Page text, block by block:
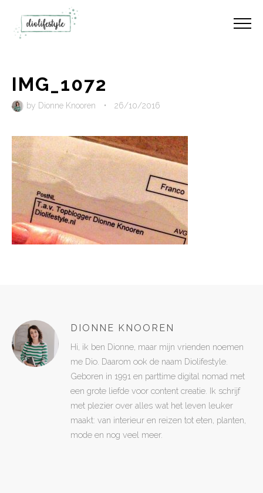
IMG_1072
by Dionne Knooren • 26/10/2016
DIONNE KNOOREN
Hi, ik ben Dionne, maar mijn vrienden noemen
me Dio. Daarom ook de naam Diolifestyle.
Geboren in 1991 en parttime digital nomad met
een grote liefde voor content creatie. Ik schrijf
met plezier over alles wat het leven leuker
maakt: van interieur en reizen tot eten, planten,
mode en nog veel meer.